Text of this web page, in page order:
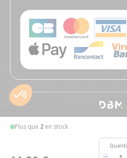
Plus que 2 en stock